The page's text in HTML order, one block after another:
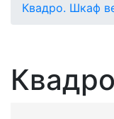
Квадро. Шкаф